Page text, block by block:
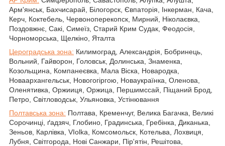
Арм'янськ, Бахчисарай, Білогорск, Євпаторія, Інкерман, Кача,
Керч, Коктебель, Червоноперекопск, Мирний, Ніколаєвка,
Поздовжнє, Сакі, Симеїз, Старий Крим Судак, Феодосія,
Чорноморська, Щелкіно, Яталта
Цероградська зона: Килимоград, Александрія, Бобринець,
Вольний, Гайворон, Головськ, Долинська, Знаменка,
Козольщина, Компанеєвка, Мала Віска, Новародка,
Новаархангельськ, Новогогіргою, Новаукраїнка, Оленова,
Оленятивка, Оржииця, Оржица, Першимссай, Піщаний Брод,
Петро, Світловодськ, Ульяновка, Устінювання
Полтавська зона: Полтава, Кременчуг, Велика Багачка, Великі
Сорочинці, ґадзяч, Глобино, Градинська, Гребінка, Диканька,
Зеньов, Карлівка, VIolka, Комсомольск, Котельва, Лохвиця,
Лубня, Світгорода, Нові Санжари, Пір'ятін, Решітова,